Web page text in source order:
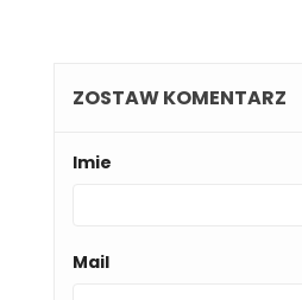
ZOSTAW KOMENTARZ
Imie
Mail